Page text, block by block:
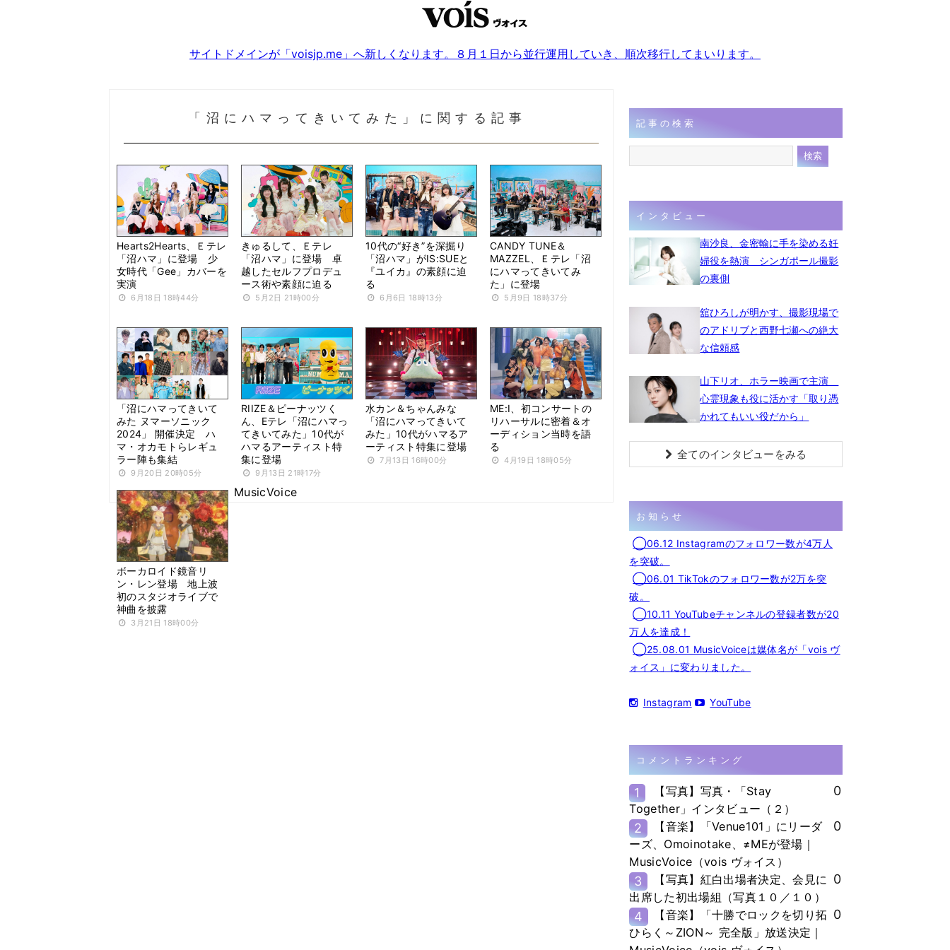
サイトドメインが「voisjp.me」へ新しくなります。８月１日から並行運用していき、順次移行してまいります。
「沼にハマってきいてみた」に関する記事
Hearts2Hearts、Ｅテレ
「沼ハマ」に登場 少
女時代「Gee」カバーを
実演
6月18日 18時44分
きゅるして、Ｅテレ
「沼ハマ」に登場 卓
越したセルフプロデュ
ース術や素顔に迫る
5月2日 21時00分
10代の“好き”を深掘り
「沼ハマ」がIS:SUEと
『ユイカ』の素顔に迫
る
6月6日 18時13分
CANDY TUNE＆
MAZZEL、Ｅテレ「沼
にハマってきいてみ
た」に登場
5月9日 18時37分
「沼にハマってきいて
みた ヌマーソニック
2024」 開催決定 ハ
マ・オカモトらレギュ
ラー陣も集結
9月20日 20時05分
RIIZE＆ピーナッツく
ん、Eテレ「沼にハマっ
てきいてみた」10代が
ハマるアーティスト特
集に登場
9月13日 21時17分
水カン＆ちゃんみな
「沼にハマってきいて
みた」10代がハマるア
ーティスト特集に登場
7月13日 16時00分
ME:I、初コンサートの
リハーサルに密着＆オ
ーディション当時を語
る
4月19日 18時05分
ボーカロイド鏡音リ
ン・レン登場 地上波
初のスタジオライブで
神曲を披露
3月21日 18時00分
MusicVoice
記事の検索
インタビュー
南沙良、金密輸に手を染める妊
婦役を熱演 シンガポール撮影
の裏側
舘ひろしが明かす、撮影現場で
のアドリブと西野七瀬への絶大
な信頼感
山下リオ、ホラー映画で主演
心霊現象も役に活かす「取り憑
かれてもいい役だから」
全てのインタビューをみる
お知らせ
◯06.12 Instagramのフォロワー数が4万人
を突破。
◯06.01 TikTokのフォロワー数が2万を突
破。
◯10.11 YouTubeチャンネルの登録者数が20
万人を達成！
◯25.08.01 MusicVoiceは媒体名が「vois ヴ
ォイス」に変わりました。
Instagram YouTube
コメントランキング
1
【写真】写真・「Stay
Together」インタビュー（２）
0
2
【音楽】「Venue101」にリーダ
ーズ、Omoinotake、≠MEが登場｜
MusicVoice（vois ヴォイス）
0
3
【写真】紅白出場者決定、会見に
出席した初出場組（写真１０／１０）
0
4
【音楽】「十勝でロックを切り拓
ひらく～ZION～ 完全版」放送決定｜
0